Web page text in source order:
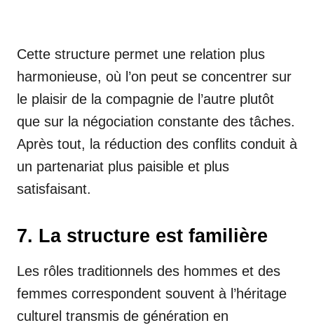
Cette structure permet une relation plus
harmonieuse, où l’on peut se concentrer sur
le plaisir de la compagnie de l’autre plutôt
que sur la négociation constante des tâches.
Après tout, la réduction des conflits conduit à
un partenariat plus paisible et plus
satisfaisant.
7. La structure est familière
Les rôles traditionnels des hommes et des
femmes correspondent souvent à l’héritage
culturel transmis de génération en